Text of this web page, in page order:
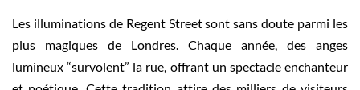
Les illuminations de Regent Street sont sans doute parmi les
plus magiques de Londres. Chaque année, des anges
lumineux “survolent” la rue, offrant un spectacle enchanteur